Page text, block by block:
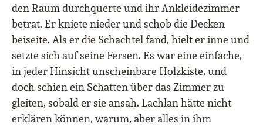
den Raum durchquerte und ihr Ankleidezimmer
betrat. Er kniete nieder und schob die Decken
beiseite. Als er die Schachtel fand, hielt er inne und
setzte sich auf seine Fersen. Es war eine einfache,
in jeder Hinsicht unscheinbare Holzkiste, und
doch schien ein Schatten über das Zimmer zu
gleiten, sobald er sie ansah. Lachlan hätte nicht
erklären können, warum, aber alles in ihm